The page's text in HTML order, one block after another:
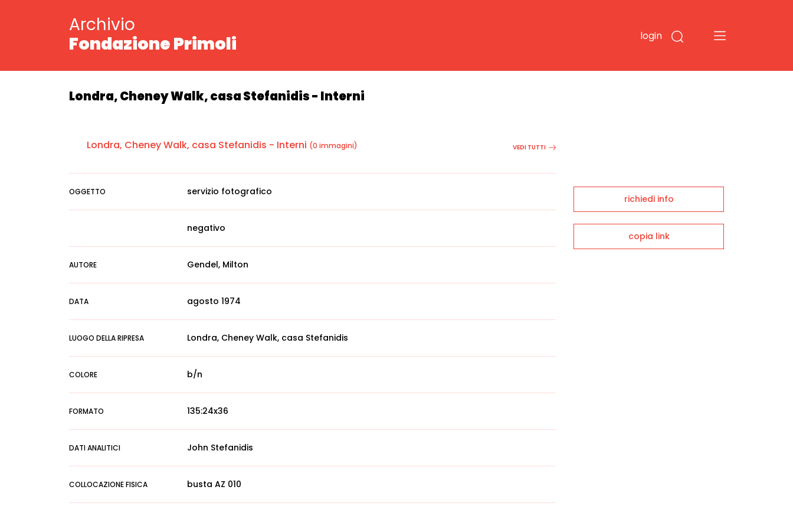
Archivio
Fondazione Primoli
login
Londra, Cheney Walk, casa Stefanidis - Interni
Londra, Cheney Walk, casa Stefanidis - Interni (0 immagini) VEDI TUTTI
OGGETTO servizio fotografico
negativo
AUTORE Gendel, Milton
DATA agosto 1974
LUOGO DELLA RIPRESA Londra, Cheney Walk, casa Stefanidis
COLORE b/n
FORMATO 135:24x36
DATI ANALITICI John Stefanidis
COLLOCAZIONE FISICA busta AZ 010
richiedi info
copia link